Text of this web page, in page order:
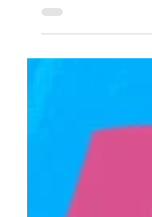
Welt-
Der 5 Oktober ist